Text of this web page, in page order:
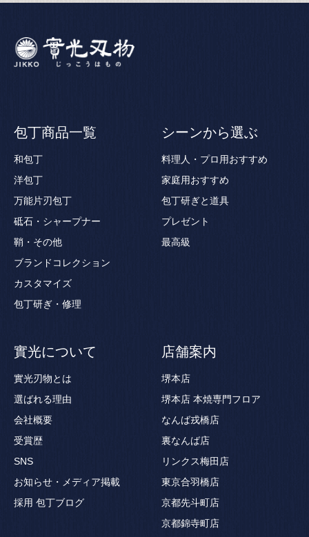
包丁商品一覧
和包丁
洋包丁
万能片刃包丁
砥石・シャープナー
鞘・その他
ブランドコレクション
カスタマイズ
包丁研ぎ・修理
シーンから選ぶ
料理人・プロ用おすすめ
家庭用おすすめ
包丁研ぎと道具
プレゼント
最高級
實光について
實光刃物とは
選ばれる理由
会社概要
受賞歴
SNS
お知らせ・メディア掲載
採用 包丁ブログ
店舗案内
堺本店
堺本店 本焼専門フロア
なんば戎橋店
裏なんば店
リンクス梅田店
東京合羽橋店
京都先斗町店
京都錦寺町店